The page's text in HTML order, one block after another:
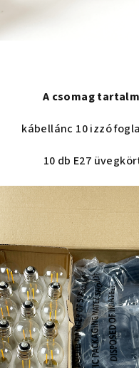
A csomag
kábellánc 10 izzó
10 db E27